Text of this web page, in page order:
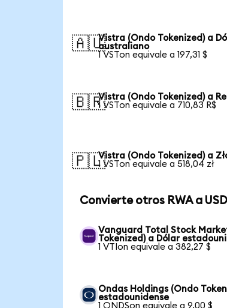
🇦🇺Vistra (Ondo Tokenized) a
australiano
1 VSTon equivale a 197,31 $
🇧🇷Vistra (Ondo Tokenized) a
1 VSTon equivale a 710,83 R$
🇵🇱Vistra (Ondo Tokenized) a
1 VSTon equivale a 518,04 zł
Convierte otros RWA a USD
Vanguard Total Stock
Tokenized) a Dólar
1 VTIon equivale a 382,27 $
Ondas Holdings (Ondo
estadounidense
1 ONDSon equivale a 9,00 $